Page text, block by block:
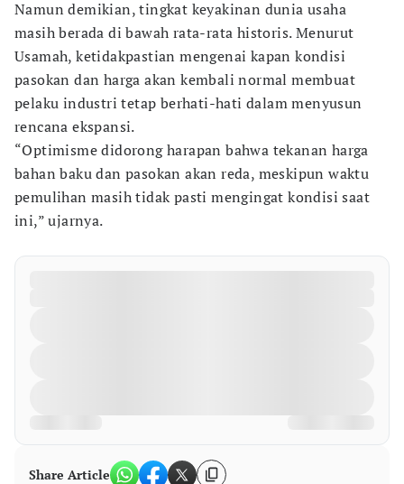
Namun demikian, tingkat keyakinan dunia usaha
masih berada di bawah rata-rata historis. Menurut
Usamah, ketidakpastian mengenai kapan kondisi
pasokan dan harga akan kembali normal membuat
pelaku industri tetap berhati-hati dalam menyusun
rencana ekspansi.
“Optimisme didorong harapan bahwa tekanan harga
bahan baku dan pasokan akan reda, meskipun waktu
pemulihan masih tidak pasti mengingat kondisi saat
ini,” ujarnya.
Share Article